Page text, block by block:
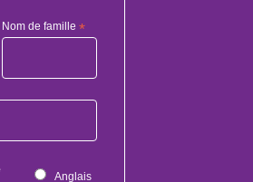
Nom de famille*
Anglais